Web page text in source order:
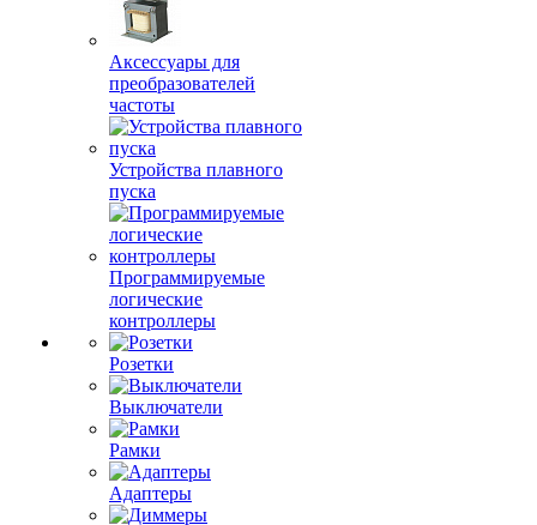
Аксессуары для
преобразователей
частоты
Устройства плавного
пуска
Программируемые
логические
контроллеры
Розетки
Выключатели
Рамки
Адаптеры